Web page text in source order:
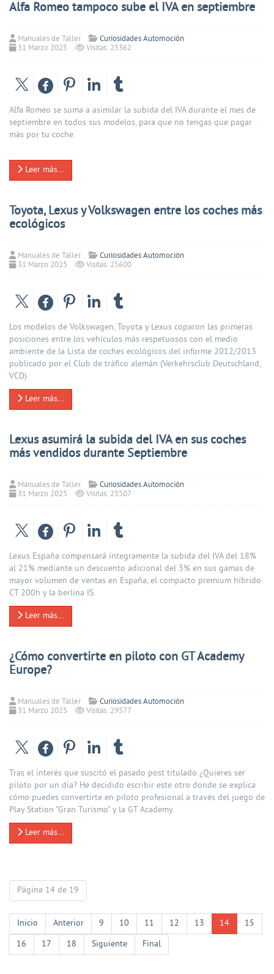
Alfa Romeo tampoco sube el IVA en septiembre
Manuales de Taller
Curiosidades Automoción
31 Marzo 2025
Visitas: 25362
Alfa Romeo se suma a asimilar la subida del IVA durante el mes de
septiembre en todos sus modelos, para que no tengas que pagar
más por tu coche.
Leer más…
Toyota, Lexus y Volkswagen entre los coches más
ecológicos
Manuales de Taller
Curiosidades Automoción
31 Marzo 2025
Visitas: 25600
Los modelos de Volkswagen, Toyota y Lexus coparon las primeras
posiciones entre los vehículos más respetuosos con el medio
ambiente de la Lista de coches ecológicos del informe 2012/2013
publicado por el Club de tráfico alemán (Verkehrsclub Deutschland,
VCD).
Leer más…
Lexus asumirá la subida del IVA en sus coches
más vendidos durante Septiembre
Manuales de Taller
Curiosidades Automoción
31 Marzo 2025
Visitas: 25507
Lexus España compensará íntegramente la subida del IVA del 18%
al 21% mediante un descuento adicional del 3% en sus gamas de
mayor volumen de ventas en España, el compacto premium híbrido
CT 200h y la berlina IS.
Leer más…
¿Cómo convertirte en piloto con GT Academy
Europe?
Manuales de Taller
Curiosidades Automoción
31 Marzo 2025
Visitas: 29577
Tras el interés que suscitó el pasado post titulado ¿Quieres ser
piloto por un día? He decidido escribir este otro donde se explica
cómo puedes convertirte en piloto profesional a través del juego de
Play Station "Gran Turismo" y la GT Academy.
Leer más…
Página 14 de 19
Inicio Anterior 9 10 11 12 13 14
15
16
17 18 Siguiente Final